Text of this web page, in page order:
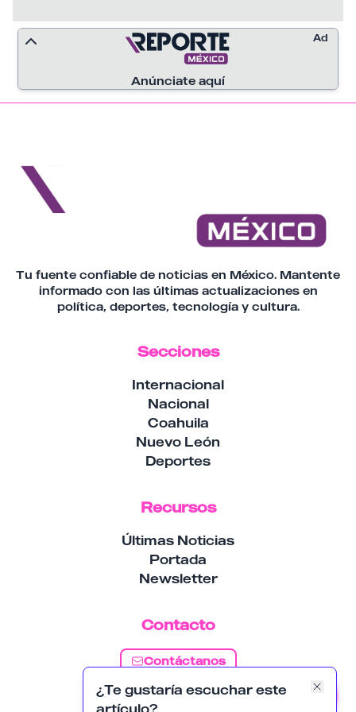
¿Te gustaría escuchar este
artículo?
Anúnciate aquí
Ad
Tu fuente confiable de noticias en México. Mantente
informado con las últimas actualizaciones en
política, deportes, tecnología y cultura.
Secciones
Internacional
Nacional
Coahuila
Nuevo León
Deportes
Recursos
Últimas Noticias
Portada
Newsletter
Contacto
Contáctanos